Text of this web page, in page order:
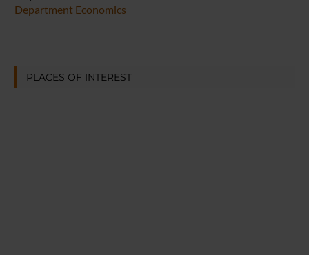
Department Economics
PLACES OF INTEREST